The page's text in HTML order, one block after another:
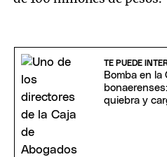
TE PUEDE
Bomba en la
quiebra y